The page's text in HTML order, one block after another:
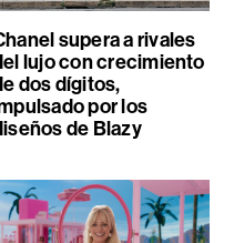
supera a rivales
lujo con crecimiento
dos dígitos,
por los
de Blazy